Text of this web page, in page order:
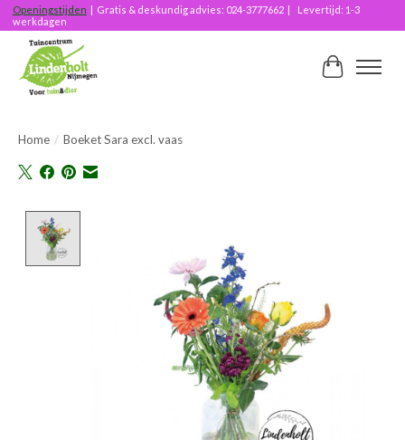
Openingstijden | Gratis & deskundig advies: 024-3777662 | Levertijd: 1-3
werkdagen
Home / Boeket Sara excl. vaas